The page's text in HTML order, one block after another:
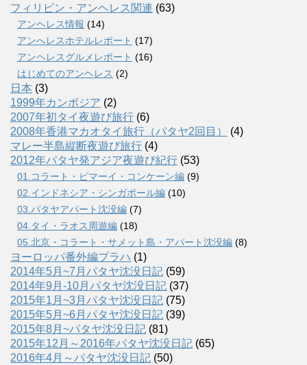
フィリピン・アンヘレス関連 (63)
アンヘレス情報 (14)
アンへレスホテルレポート (17)
アンヘレスグルメレポート (16)
はじめてのアンヘレス (2)
日本 (3)
1999年カンボジア (2)
2007年初タイ夜遊び旅行 (6)
2008年香港マカオタイ旅行（パタヤ2回目）
(4)
マレー半島縦断夜遊び旅行 (4)
2012年パタヤ発アジア夜遊び紀行 (53)
01.コラート・ピマーイ・コンケーン編 (9)
02.インドネシア・シンガポール編 (10)
03.パタヤアパート沈没編 (7)
04.タイ・ラオス周遊編 (18)
05.北京・コラート・サメット島・アパート沈没編 (8)
ヨーロッパ番外編プラハ (1)
2014年5月~7月パタヤ沈没日記 (59)
2014年9月-10月パタヤ沈没日記 (37)
2015年1月~3月パタヤ沈没日記 (75)
2015年5月~6月パタヤ沈没日記 (39)
2015年8月~パタヤ沈没日記 (81)
2015年12月～2016年パタヤ沈没日記 (65)
2016年4月～パタヤ沈没日記 (50)